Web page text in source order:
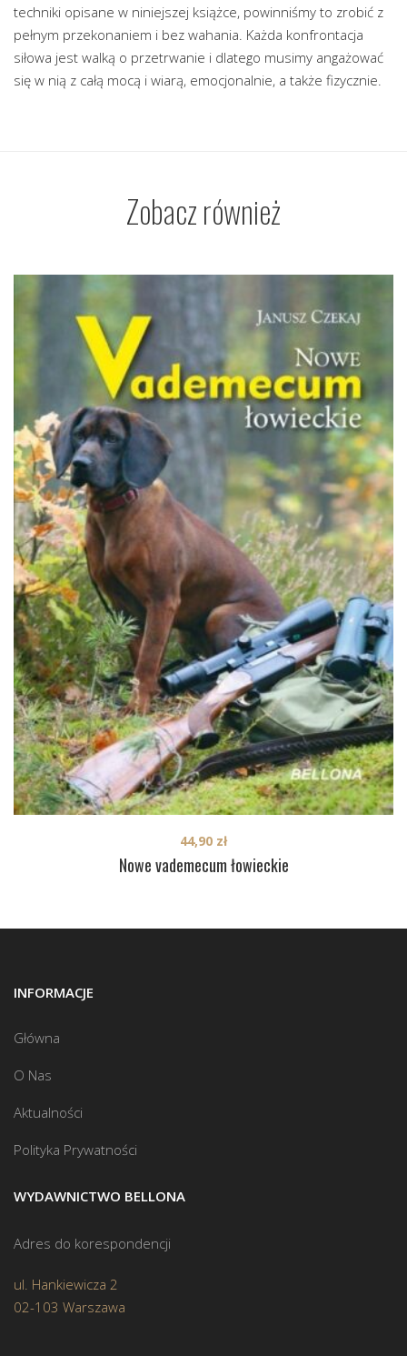
techniki opisane w niniejszej książce, powinniśmy to zrobić z
pełnym przekonaniem i bez wahania. Każda konfrontacja
siłowa jest walką o przetrwanie i dlatego musimy angażować
się w nią z całą mocą i wiarą, emocjonalnie, a także fizycznie.
Zobacz również
Nowe vademecum łowieckie
44,90 zł
INFORMACJE
Główna
O Nas
Aktualności
Polityka Prywatności
WYDAWNICTWO BELLONA
Adres do korespondencji
ul. Hankiewicza 2
02-103 Warszawa